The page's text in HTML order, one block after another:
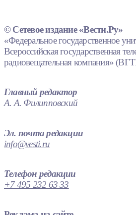
© Сетевое издание «Вести.Ру»
«Федеральное государственное
Всероссийская государственная
радиовещательная компания»
Главный редактор
А. А. Филипповский
Эл. почта редакции
info@vesti.ru
Телефон редакции
+7 495 232 63 33